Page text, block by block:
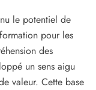
le potentiel de
pour les
des
un sens aigu
valeur. Cette base